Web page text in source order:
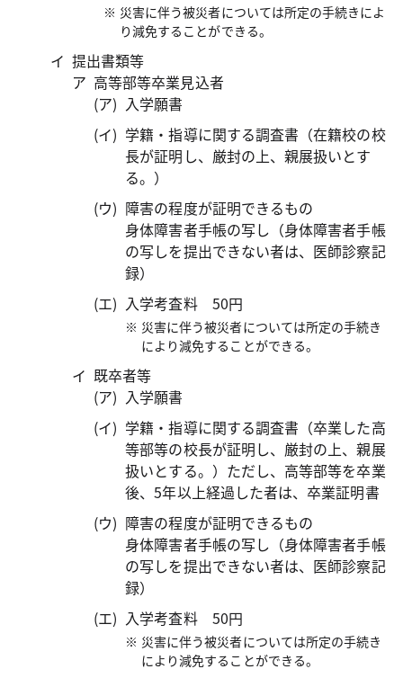
災害に伴う被災者については所定の手続きによ
り減免することができる。
提出書類等
高等部等卒業見込者
入学願書
学籍・指導に関する調査書（在籍校の校
長が証明し、厳封の上、親展扱いとす
る。）
障害の程度が証明できるもの
身体障害者手帳の写し（身体障害者手帳
の写しを提出できない者は、医師診察記
録）
入学考査料 50円
災害に伴う被災者については所定の手続き
により減免することができる。
既卒者等
入学願書
学籍・指導に関する調査書（卒業した高
等部等の校長が証明し、厳封の上、親展
扱いとする。）ただし、高等部等を卒業
後、5年以上経過した者は、卒業証明書
障害の程度が証明できるもの
身体障害者手帳の写し（身体障害者手帳
の写しを提出できない者は、医師診察記
録）
入学考査料 50円
災害に伴う被災者については所定の手続き
により減免することができる。